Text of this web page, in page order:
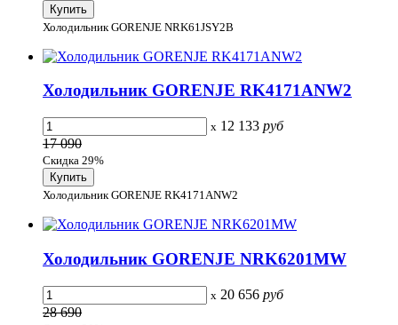
Холодильник GORENJE NRK61JSY2B
Холодильник GORENJE RK4171ANW2
x 12 133 руб
17 090
Скидка 29%
Холодильник GORENJE RK4171ANW2
Холодильник GORENJE NRK6201MW
x 20 656 руб
28 690